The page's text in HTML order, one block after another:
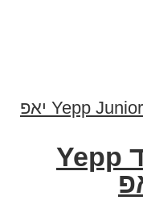
כסא אחורי לילד Yepp